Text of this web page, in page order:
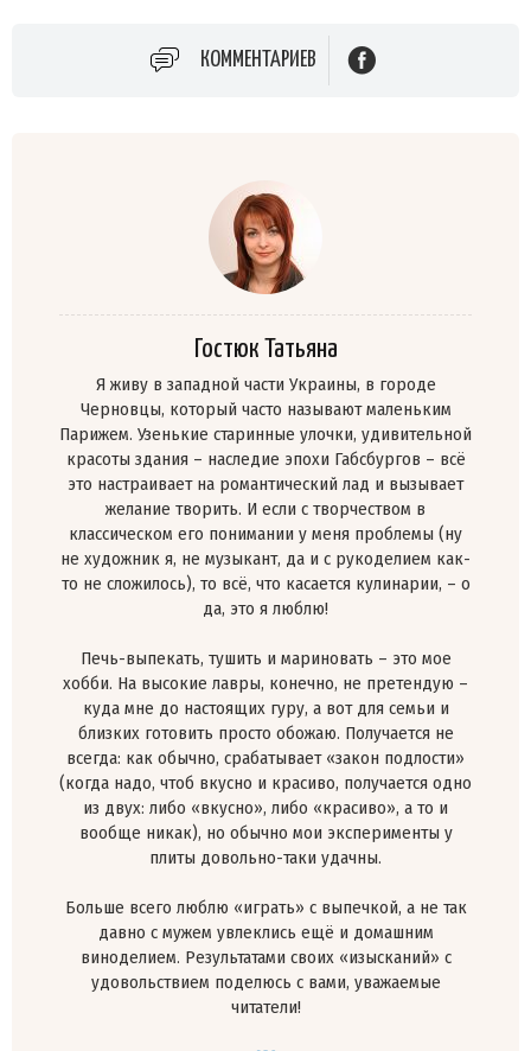
КОММЕНТАРИЕВ
Гостюк Татьяна
Я живу в западной части Украины, в городе
Черновцы, который часто называют маленьким
Парижем. Узенькие старинные улочки, удивительной
красоты здания – наследие эпохи Габсбургов – всё
это настраивает на романтический лад и вызывает
желание творить. И если с творчеством в
классическом его понимании у меня проблемы (ну
не художник я, не музыкант, да и с рукоделием как-
то не сложилось), то всё, что касается кулинарии, – о
да, это я люблю!
Печь-выпекать, тушить и мариновать – это мое
хобби. На высокие лавры, конечно, не претендую –
куда мне до настоящих гуру, а вот для семьи и
близких готовить просто обожаю. Получается не
всегда: как обычно, срабатывает «закон подлости»
(когда надо, чтоб вкусно и красиво, получается одно
из двух: либо «вкусно», либо «красиво», а то и
вообще никак), но обычно мои эксперименты у
плиты довольно-таки удачны.
Больше всего люблю «играть» с выпечкой, а не так
давно с мужем увлеклись ещё и домашним
виноделием. Результатами своих «изысканий» с
удовольствием поделюсь с вами, уважаемые
читатели!